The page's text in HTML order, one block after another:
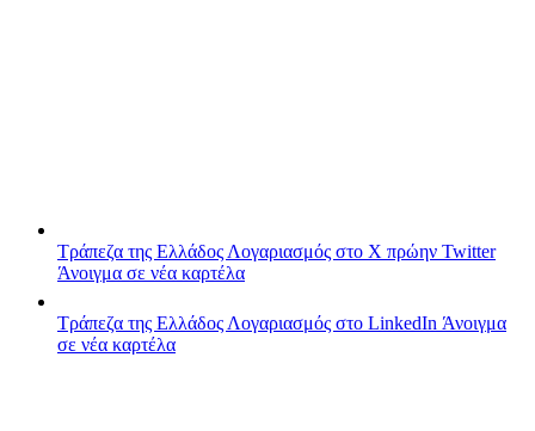
Τράπεζα της Ελλάδος Λογαριασμός στο X πρώην Twitter
Άνοιγμα σε νέα καρτέλα
Τράπεζα της Ελλάδος Λογαριασμός στο LinkedIn Άνοιγμα
σε νέα καρτέλα